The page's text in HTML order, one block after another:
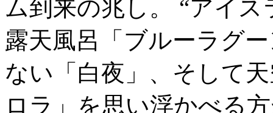
ム到来の兆し。 “アイ
露天風呂「ブルーラグ
ない「白夜」、そして
ロラ」を思い浮かべる